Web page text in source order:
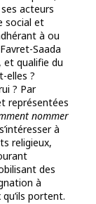
acteurs
social et
à ou
Saada
et qualifie du
elles ?
? Par
représentées
nommer
à
religieux,
des
à
portent.